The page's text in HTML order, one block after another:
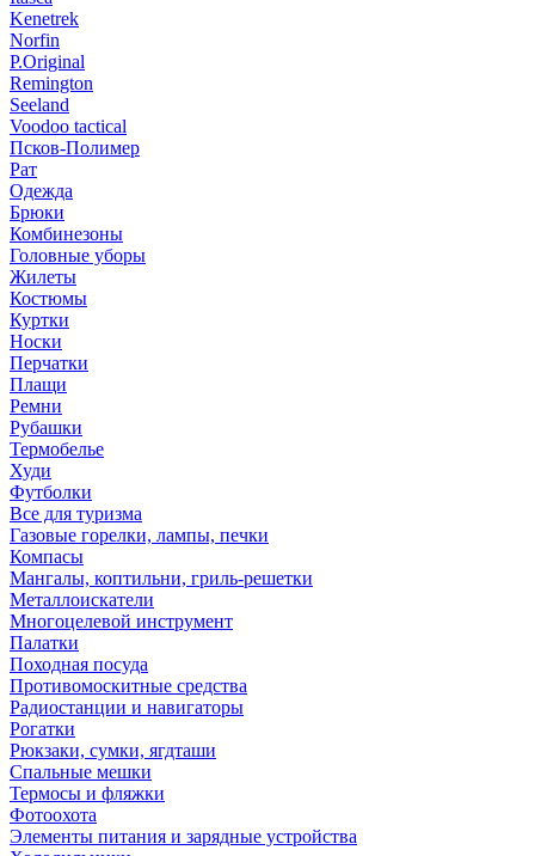
Kenetrek
Norfin
P.Original
Remington
Seeland
Voodoo tactical
Псков-Полимер
Рат
Одежда
Брюки
Комбинезоны
Головные уборы
Жилеты
Костюмы
Куртки
Носки
Перчатки
Плащи
Ремни
Рубашки
Термобелье
Худи
Футболки
Все для туризма
Газовые горелки, лампы, печки
Компасы
Мангалы, коптильни, гриль-решетки
Металлоискатели
Многоцелевой инструмент
Палатки
Походная посуда
Противомоскитные средства
Радиостанции и навигаторы
Рогатки
Рюкзаки, сумки, ягдташи
Спальные мешки
Термосы и фляжки
Фотоохота
Элементы питания и зарядные устройства